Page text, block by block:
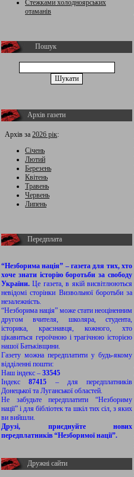
Стежками холодноярських
отаманів
Пошук
Архів газети
Архів за 2026 рік:
Січень
Лютий
Березень
Квітень
Травень
Червень
Липень
Передплата
“Незборима нація” – газета для тих, хто
хоче знати історію боротьби за свободу
України.Це газета, в якій висвітлюються
невідомі сторінки Визвольної боротьби за
незалежність.
“Незборима нація” може стати неоціненним
другом вчителя, школяра, студента,
історика, краєзнавця, кожного, хто
цікавиться героїчною і трагічною історією
нашої Батьківщини.
Газету можна передплатити у будь-якому
відділенні пошти:
Наш індекс – 33545
Індекс87415 – для передплатників
Донецької та Луганської областей.
Не забудьте передплатити “Незбориму
нації” і для бібліотек та шкіл тих сіл, з яких
ви вийшли.
Друзі, приєднуйте нових
передплатників “Незборимої нації”.
Дружні сайти